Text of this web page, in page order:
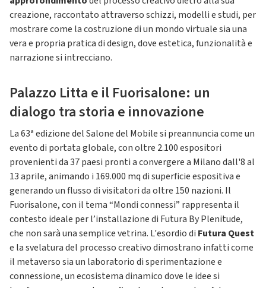
creazione, raccontato attraverso schizzi, modelli e studi, per
mostrare come la costruzione di un mondo virtuale sia una
vera e propria pratica di design, dove estetica, funzionalità e
narrazione si intrecciano.
Palazzo Litta e il Fuorisalone: un
dialogo tra storia e innovazione
La 63ª edizione del Salone del Mobile si preannuncia come un
evento di portata globale, con oltre 2.100 espositori
provenienti da 37 paesi pronti a convergere a Milano dall'8 al
13 aprile, animando i 169.000 mq di superficie espositiva e
generando un flusso di visitatori da oltre 150 nazioni. Il
Fuorisalone, con il tema “Mondi connessi” rappresenta il
contesto ideale per l’installazione di Futura By Plenitude,
che non sarà una semplice vetrina. L'esordio di Futura Quest
e la svelatura del processo creativo dimostrano infatti come
il metaverso sia un laboratorio di sperimentazione e
connessione, un ecosistema dinamico dove le idee si